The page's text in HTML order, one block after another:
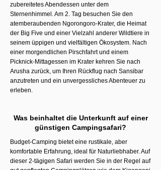
zubereitetes Abendessen unter dem
Sternenhimmel. Am 2. Tag besuchen Sie den
atemberaubenden Ngorongoro-Krater, die Heimat
der Big Five und einer Vielzahl anderer Wildtiere in
seinem üppigen und vielfältigen Ökosystem. Nach
einer morgendlichen Pirschfahrt und einem
Picknick-Mittagessen im Krater kehren Sie nach
Arusha zurück, um Ihren Rückflug nach Sansibar
anzutreten und ein unvergessliches Abenteuer zu
erleben.
Was beinhaltet die Unterkunft auf einer
günstigen Campingsafari?
Budget-Camping bietet eine rustikale, aber
komfortable Erfahrung, ideal für Naturliebhaber. Auf
dieser 2-tägigen Safari werden Sie in der Regel auf